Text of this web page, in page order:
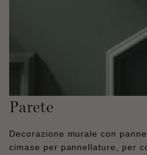
Parete
Decorazione murale con
cimase per pannellature, per